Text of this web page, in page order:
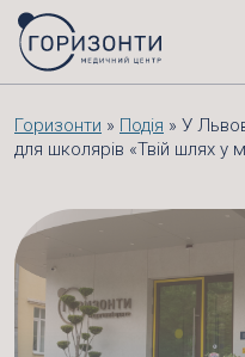
Горизонти » Подія » У
для школярів «Твій шлях у